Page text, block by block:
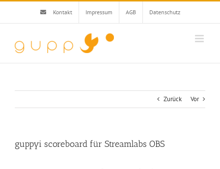
Zum
springen
Kontakt Impressum AGB Datenschutz
Zurück Vor
guppyi scoreboard für Streamlabs OBS